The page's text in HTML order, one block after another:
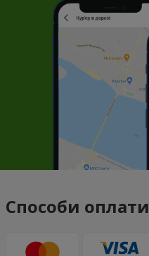
Способи оплати